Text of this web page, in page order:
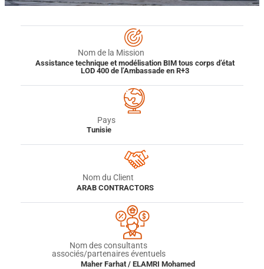
Nom de la Mission
Assistance technique et modélisation BIM tous corps d’état
LOD 400 de l’Ambassade en R+3
Pays
Tunisie
Nom du Client
ARAB CONTRACTORS
Nom des consultants
associés/partenaires éventuels
Maher Farhat / ELAMRI Mohamed